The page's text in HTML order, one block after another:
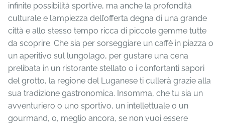
infinite possibilità sportive, ma anche la profondità
culturale e l’ampiezza dell’offerta degna di una grande
città e allo stesso tempo ricca di piccole gemme tutte
da scoprire. Che sia per sorseggiare un caffè in piazza o
un aperitivo sul lungolago, per gustare una cena
prelibata in un ristorante stellato o i confortanti sapori
del grotto, la regione del Luganese ti cullerà grazie alla
sua tradizione gastronomica. Insomma, che tu sia un
avventuriero o uno sportivo, un intellettuale o un
gourmand, o, meglio ancora, se non vuoi essere